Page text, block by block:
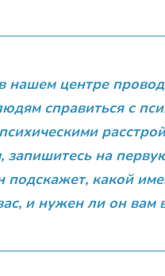
нашем центре
справиться с
запишитесь на
подскажет, какой
и нужен ли он вам